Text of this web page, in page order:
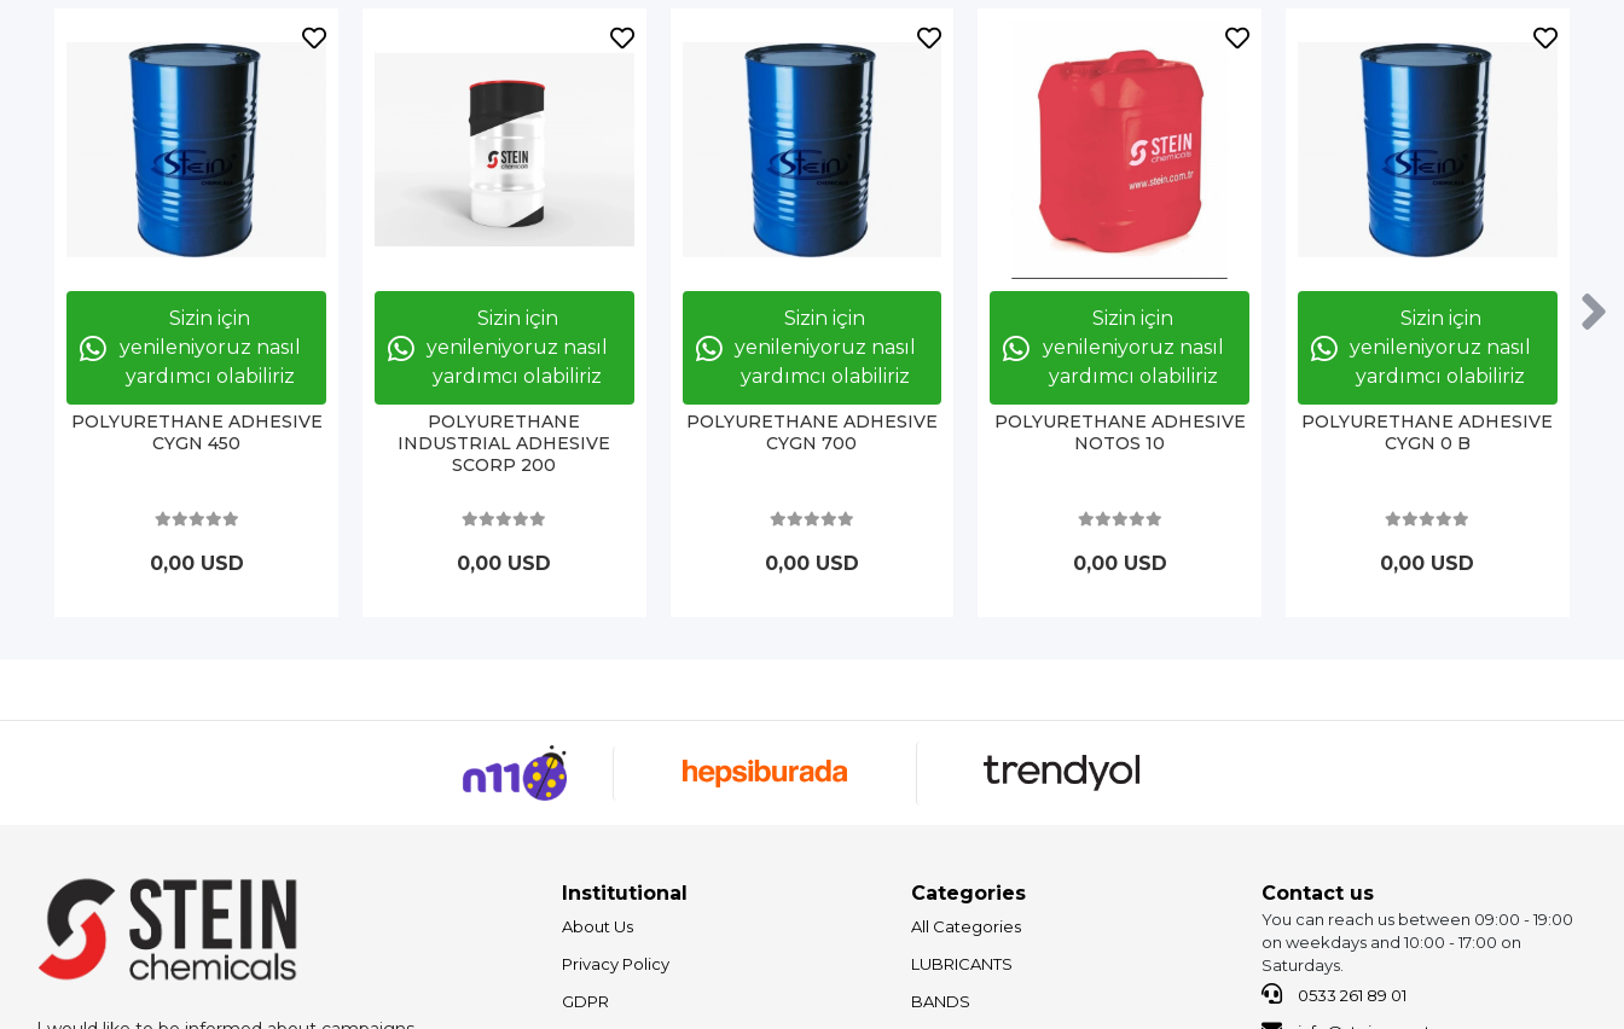
Sizin için
yenileniyoruz nasıl
yardımcı olabiliriz
POLYURETHANE ADHESIVE
CYGN 450
0,00 USD
Sizin için
yenileniyoruz nasıl
yardımcı olabiliriz
POLYURETHANE
INDUSTRIAL ADHESIVE
SCORP 200
0,00 USD
Sizin için
yenileniyoruz nasıl
yardımcı olabiliriz
POLYURETHANE ADHESIVE
CYGN 700
0,00 USD
Sizin için
yenileniyoruz nasıl
yardımcı olabiliriz
POLYURETHANE ADHESIVE
NOTOS 10
0,00 USD
Sizin için
yenileniyoruz nasıl
yardımcı olabiliriz
POLYURETHANE ADHESIVE
CYGN 0 B
0,00 USD
Institutional
About Us
Privacy Policy
GDPR
Categories
All Categories
LUBRICANTS
BANDS
Contact us
You can reach us between 09:00 - 19:00
on weekdays and 10:00 - 17:00 on
Saturdays.
0533 261 89 01